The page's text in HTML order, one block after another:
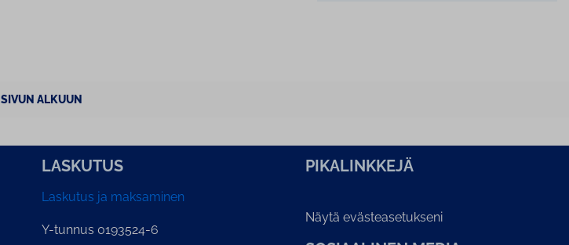
SIVUN ALKUUN
LASKUTUS
Laskutus ja maksaminen
Y-tunnus 0193524-6
PI­KA­LINK­KE­JÄ
Näytä evästeasetukseni